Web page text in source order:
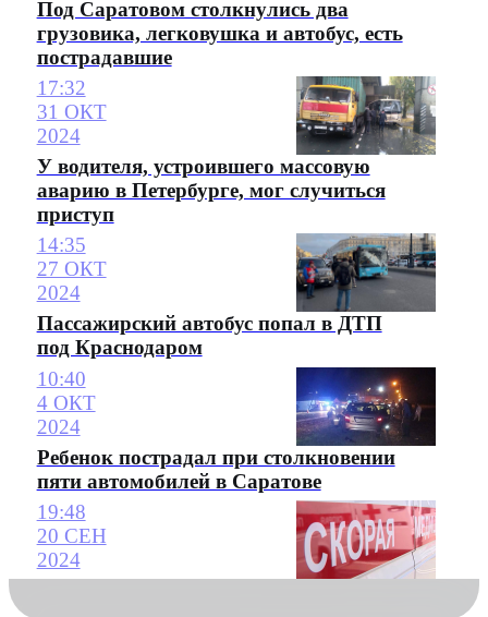
Под Саратовом столкнулись два
грузовика, легковушка и автобус, есть
пострадавшие
17:32
31 ОКТ
2024
У водителя, устроившего массовую
аварию в Петербурге, мог случиться
приступ
14:35
27 ОКТ
2024
Пассажирский автобус попал в ДТП
под Краснодаром
10:40
4 ОКТ
2024
Ребенок пострадал при столкновении
пяти автомобилей в Саратове
19:48
20 СЕН
2024